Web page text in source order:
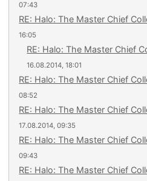
07:43
RE: Halo: The Master Chief
16:05
RE: Halo: The Master Chief
16.08.2014, 18:01
RE: Halo: The Master Chief
08:52
RE: Halo: The Master Chief
17.08.2014, 09:35
RE: Halo: The Master Chief
09:43
RE: Halo: The Master Chief